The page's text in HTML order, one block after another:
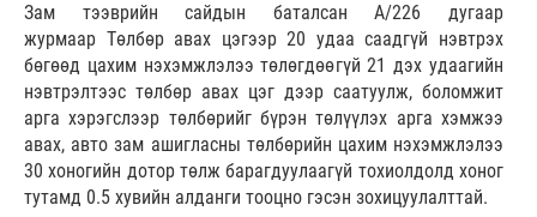
Зам тээврийн сайдын баталсан А/226 дугаар
журмаар Төлбөр авах цэгээр 20 удаа саадгүй нэвтрэх
бөгөөд цахим нэхэмжлэлээ төлөгдөөгүй 21 дэх удаагийн
нэвтрэлтээс төлбөр авах цэг дээр саатуулж, боломжит
арга хэрэгслээр төлбөрийг бүрэн төлүүлэх арга хэмжээ
авах, авто зам ашигласны төлбөрийн цахим нэхэмжлэлээ
30 хоногийн дотор төлж барагдуулаагүй тохиолдолд хоног
тутамд 0.5 хувийн алданги тооцно гэсэн зохицуулалттай.